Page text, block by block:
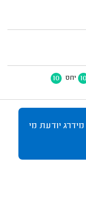
10 יחס 10
יודעת מי